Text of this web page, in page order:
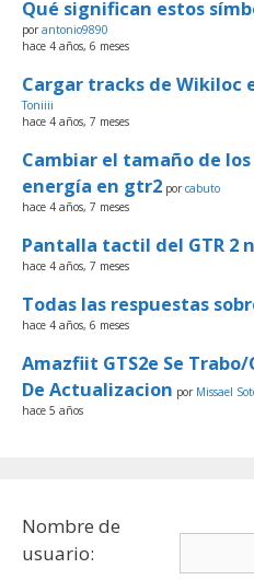
Qué significan estos
porantonio9890
hace 4 años, 6 meses
Cargar tracks de Wikiloc
Toniiii
hace 4 años, 7 meses
Cambiar el tamaño de
energía en gtr2 porcabuto
hace 4 años, 7 meses
Pantalla tactil del GTR 2
hace 4 años, 7 meses
Todas las respuestas
hace 4 años, 6 meses
Amazfiit GTS2e Se
De Actualizacion por Missael
hace 5 años
Nombre de
usuario: